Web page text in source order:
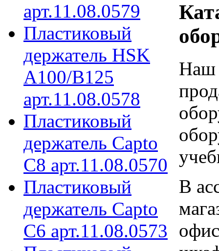
арт.11.08.0579
Пластиковый
держатель HSK
A100/B125
арт.11.08.0578
Пластиковый
держатель Capto
C8 арт.11.08.0570
Пластиковый
держатель Capto
C6 арт.11.08.0573
Наш
В